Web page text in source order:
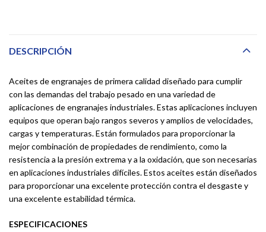
DESCRIPCIÓN
Aceites de engranajes de primera calidad diseñado para cumplir
con las demandas del trabajo pesado en una variedad de
aplicaciones de engranajes industriales. Estas aplicaciones incluyen
equipos que operan bajo rangos severos y amplios de velocidades,
cargas y temperaturas. Están formulados para proporcionar la
mejor combinación de propiedades de rendimiento, como la
resistencia a la presión extrema y a la oxidación, que son necesarias
en aplicaciones industriales difíciles. Estos aceites están diseñados
para proporcionar una excelente protección contra el desgaste y
una excelente estabilidad térmica.
ESPECIFICACIONES